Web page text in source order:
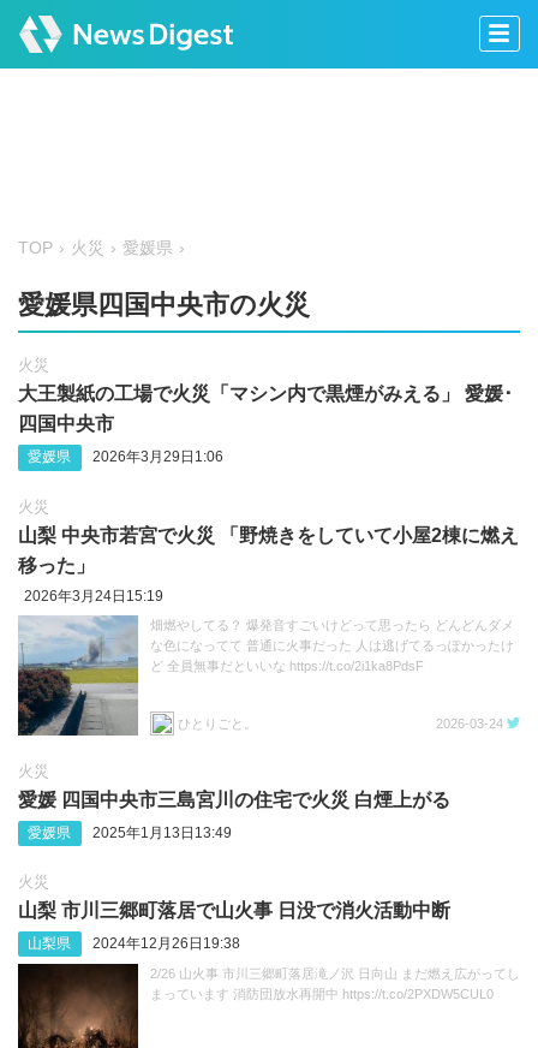
TOP 火災 愛媛県
愛媛県四国中央市の火災
火災
大王製紙の工場で火災「マシン内で黒煙がみえる」 愛媛‪･‬
四国中央市
愛媛県 2026年3月29日1:06
火災
山梨 中央市若宮で火災 「野焼きをしていて小屋2棟に燃え
移った」
2026年3月24日15:19
畑燃やしてる？ 爆発音すごいけどって思ったら どんどんダメ
な色になってて 普通に火事だった 人は逃げてるっぽかったけ
ど 全員無事だといいな https://t.co/2i1ka8PdsF
ひとりごと。 2026-03-24
火災
愛媛 四国中央市三島宮川の住宅で火災 白煙上がる
愛媛県 2025年1月13日13:49
火災
山梨 市川三郷町落居で山火事 日没で消火活動中断
山梨県 2024年12月26日19:38
2/26 山火事 市川三郷町落居滝ノ沢 日向山 まだ燃え広がってし
まっています 消防団放水再開中 https://t.co/2PXDW5CUL0